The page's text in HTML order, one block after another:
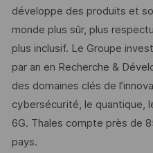
développe des produits et
monde plus sûr, plus
plus inclusif. Le Groupe
par an en Recherche &
des domaines clés de
cybersécurité, le quantique,
6G. Thales compte près de
pays. ​